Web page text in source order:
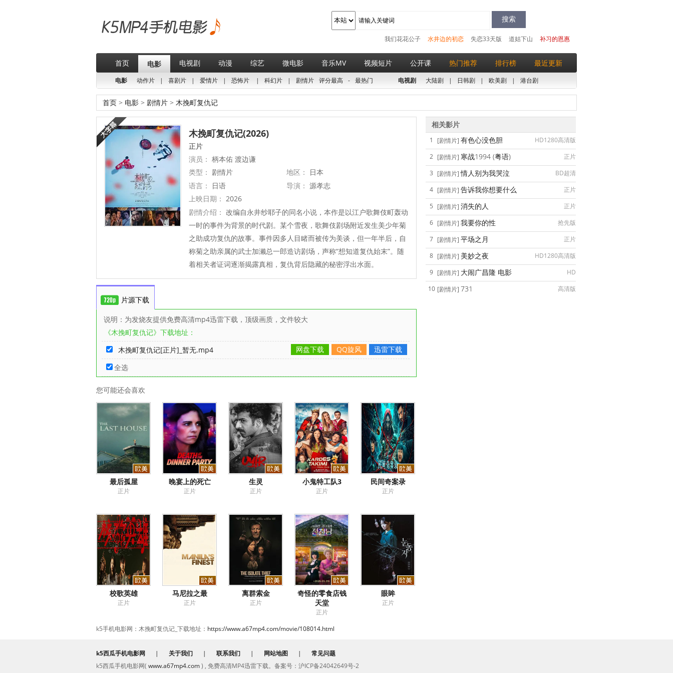
补习的恩惠
道姑下山
失恋33天版
水井边的初恋
我们花花公子
首页 电影 电视剧 动漫 综艺 微电影 音乐MV 视频短片 公开课 热门推荐 排行榜 最近更新
电影 动作片 | 喜剧片 | 爱情片 | 恐怖片 | 科幻片 | 剧情片 评分最高 - 最热门 电视剧 大陆剧 | 日韩剧 | 欧美剧 | 港台剧
首页 > 电影 > 剧情片 > 木挽町复仇记
木挽町复仇记(2026)
正片
演员： 柄本佑 渡边谦
类型： 剧情片 地区：
日本
语言：
日语 导演： 源孝志
上映日期： 2026
剧情介绍： 改编自永井纱耶子的同名小说，本作是以江户歌舞伎町轰动
一时的事件为背景的时代剧。某个雪夜，歌舞伎剧场附近发生美少年菊
之助成功复仇的故事。事件因多人目睹而被传为美谈，但一年半后，自
称菊之助亲属的武士加濑总一郎造访剧场，声称“想知道复仇始末”。随
着相关者证词逐渐揭露真相，复仇背后隐藏的秘密浮出水面。
片源下载
说明：为发烧友提供免费高清mp4迅雷下载，顶级画质，文件较大
《木挽町复仇记》下载地址：
木挽町复仇记[正片]_暂无.mp4
迅雷下载
QQ旋风
网盘下载
全选
您可能还会喜欢
最后孤屋
正片
晚宴上的死亡
正片
生灵
正片
小鬼特工队3
正片
民间奇案录
正片
校歌英雄
正片
马尼拉之最
正片
离群索金
正片
奇怪的零食店钱
天堂
正片
眼眸
正片
k5手机电影网：木挽町复仇记_下载地址： https://www.a67mp4.com/movie/108014.html
相关影片
1 [剧情片] 有色心没色胆
HD1280高清版
2 [剧情片] 寒战1994 (粤语)
正片
3 [剧情片]情人别为我哭泣
BD超清
4 [剧情片] 告诉我你想要什么
正片
5 [剧情片] 消失的人
正片
6 [剧情片] 我要你的性
抢先版
7 [剧情片] 平场之月
正片
8 [剧情片] 美妙之夜
HD1280高清版
9 [剧情片] 大闹广昌隆 电影
HD
10 [剧情片] 731 高清版
k5西瓜手机电影网 | 关于我们 | 联系我们 | 网站地图 |
常见问题
k5西瓜手机电影网( www.a67mp4.com) , 免费高清MP4迅雷下载。备案号：沪ICP备24042649号-2